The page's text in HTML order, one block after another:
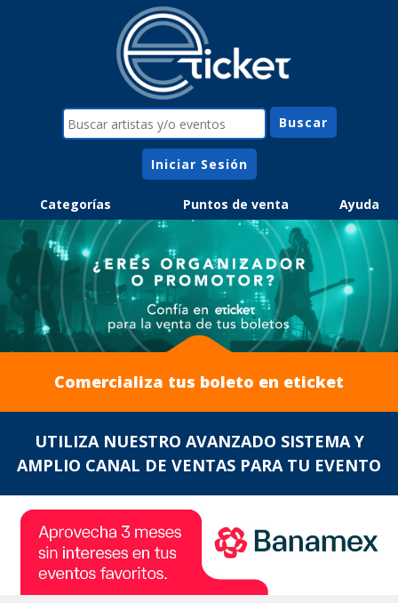
Iniciar Sesión
Categorías Puntos de venta Ayuda
Comercializa tus boleto en eticket
UTILIZA NUESTRO AVANZADO SISTEMA Y
AMPLIO CANAL DE VENTAS PARA TU EVENTO